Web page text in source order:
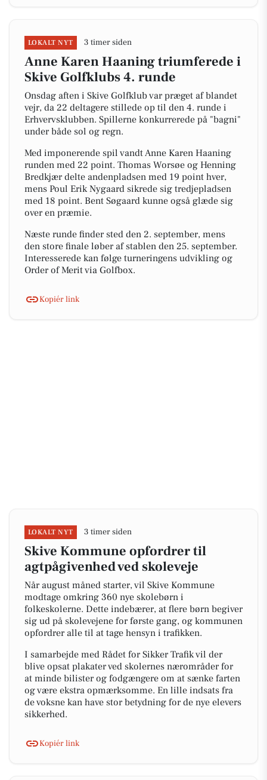
LOKALT NYT 3 timer siden
Anne Karen Haaning triumferede i
Skive Golfklubs 4. runde
Onsdag aften i Skive Golfklub var præget af blandet
vejr, da 22 deltagere stillede op til den 4. runde i
Erhvervsklubben. Spillerne konkurrerede på "bagni"
under både sol og regn.
Med imponerende spil vandt Anne Karen Haaning
runden med 22 point. Thomas Worsøe og Henning
Bredkjær delte andenpladsen med 19 point hver,
mens Poul Erik Nygaard sikrede sig tredjepladsen
med 18 point. Bent Søgaard kunne også glæde sig
over en præmie.
Næste runde finder sted den 2. september, mens
den store finale løber af stablen den 25. september.
Interesserede kan følge turneringens udvikling og
Order of Merit via Golfbox.
Kopiér link
LOKALT NYT 3 timer siden
Skive Kommune opfordrer til
agtpågivenhed ved skoleveje
Når august måned starter, vil Skive Kommune
modtage omkring 360 nye skolebørn i
folkeskolerne. Dette indebærer, at flere børn begiver
sig ud på skolevejene for første gang, og kommunen
opfordrer alle til at tage hensyn i trafikken.
I samarbejde med Rådet for Sikker Trafik vil der
blive opsat plakater ved skolernes nærområder for
at minde bilister og fodgængere om at sænke farten
og være ekstra opmærksomme. En lille indsats fra
de voksne kan have stor betydning for de nye elevers
sikkerhed.
Kopiér link